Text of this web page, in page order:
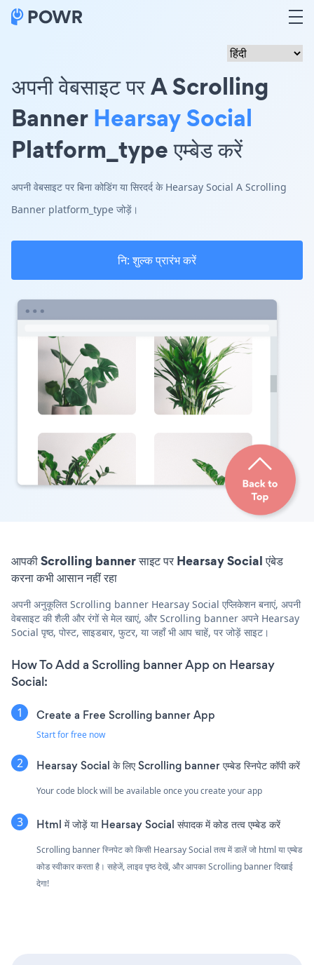
अपनी वेबसाइट पर A Scrolling
BannerHearsay Social
Platform_type एम्बेड करें
अपनी वेबसाइट पर बिना कोडिंग या सिरदर्द के Hearsay Social A Scrolling
Banner platform_type जोड़ें।
नि: शुल्क प्रारंभ करें
आपकी Scrolling banner साइट पर Hearsay Social एंबेड
करना कभी आसान नहीं रहा
अपनी अनुकूलित Scrolling banner Hearsay Social एप्लिकेशन बनाएं, अपनी
वेबसाइट की शैली और रंगों से मेल खाएं, और Scrolling banner अपने Hearsay
Social पृष्ठ, पोस्ट, साइडबार, फुटर, या जहाँ भी आप चाहें, पर जोड़ें साइट।
How To Add a Scrolling banner App on Hearsay
Social:
Create a Free Scrolling banner App
Start for free now
Hearsay Social के लिए Scrolling banner एम्बेड स्निपेट कॉपी करें
Your code block will be available once you create your app
Html में जोड़ें या Hearsay Social संपादक में कोड तत्व एम्बेड करें
Scrolling banner स्निपेट को किसी Hearsay Social तत्व में डालें जो html या एम्बेड
कोड स्वीकार करता है। सहेजें, लाइव पृष्ठ देखें, और आपका Scrolling banner दिखाई
देगा!